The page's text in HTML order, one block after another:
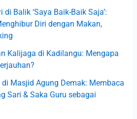
Balik ‘Saya Baik-Baik Saja’:
Diri dengan Makan,
Kalijaga di Kadilangu: Mengapa
Masjid Agung Demak: Membaca
Sari & Saka Guru sebagai